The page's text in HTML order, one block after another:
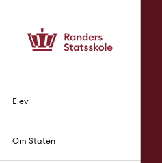
Elev
Om Staten